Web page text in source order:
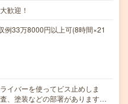
歓迎！
33万8000円以上可(8時間×21
イバーを使ってビス止めしま
、塗装などの部署があります…